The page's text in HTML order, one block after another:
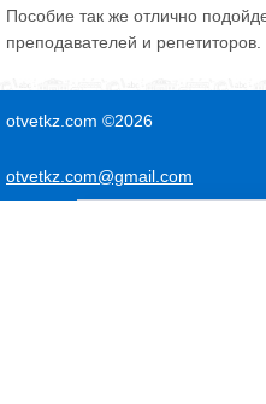
Пособие так же отлично
преподавателей и репетиторов.
otvetkz.com ©2026
otvetkz.com@gmail.com